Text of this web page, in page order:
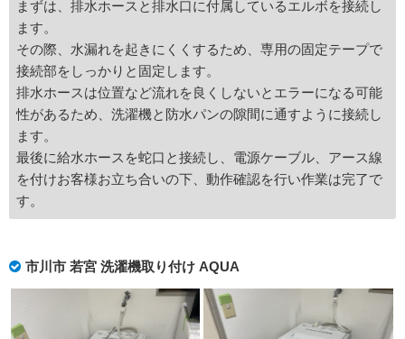
まずは、排水ホースと排水口に付属しているエルボを接続し
ます。
その際、水漏れを起きにくくするため、専用の固定テープで
接続部をしっかりと固定します。
排水ホースは位置など流れを良くしないとエラーになる可能
性があるため、洗濯機と防水パンの隙間に通すように接続し
ます。
最後に給水ホースを蛇口と接続し、電源ケーブル、アース線
を付けお客様お立ち合いの下、動作確認を行い作業は完了で
す。
市川市 若宮 洗濯機取り付け AQUA